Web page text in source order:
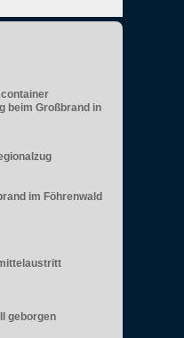
beim Großbrand in
im Föhrenwald
geborgen